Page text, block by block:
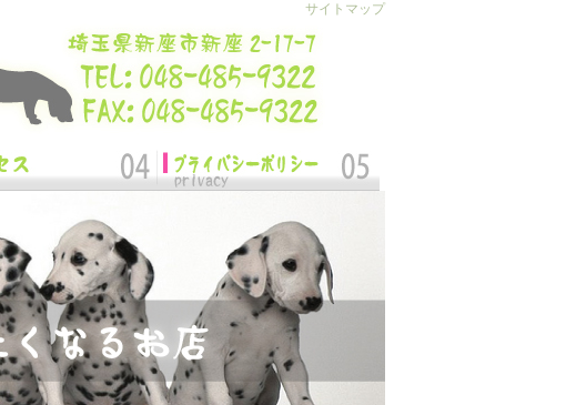
サイトマップ